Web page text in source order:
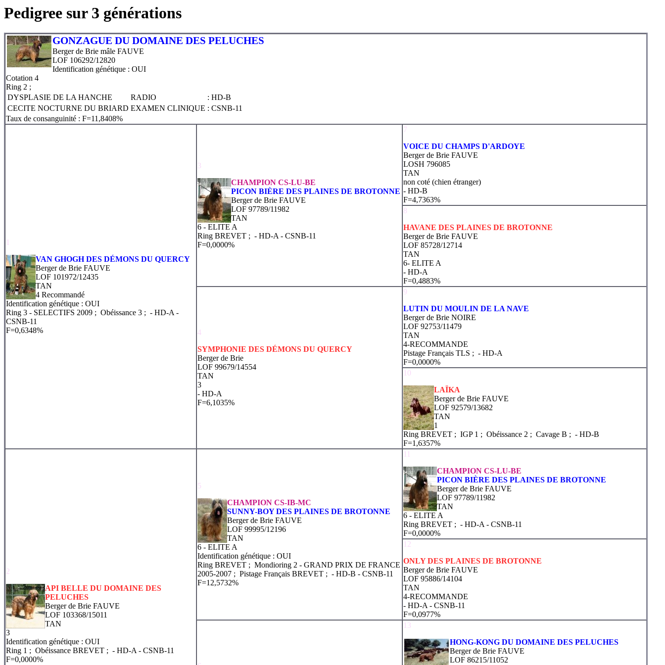
Pedigree sur 3 générations
GONZAGUE DU DOMAINE DES PELUCHES
Berger de Brie mâle FAUVE
LOF 106292/12820
Identification génétique : OUI
Cotation 4
Ring 2 ;
DYSPLASIE DE LA HANCHE
RADIO
: HD-B
CECITE NOCTURNE DU BRIARD EXAMEN CLINIQUE : CSNB-11
Taux de consanguinité : F=11,8408%
1
VAN GHOGH DES DÉMONS DU QUERCY
Berger de Brie FAUVE
LOF 101972/12435
TAN
4 Recommandé
Identification génétique : OUI
Ring 3 - SELECTIFS 2009 ; Obéissance 3 ; - HD-A -
CSNB-11
F=0,6348%
3
CHAMPION CS-LU-BE
PICON BIÈRE DES PLAINES DE BROTONNE
Berger de Brie FAUVE
LOF 97789/11982
TAN
6 - ELITE A
Ring BREVET ; - HD-A - CSNB-11
F=0,0000%
7
VOICE DU CHAMPS D'ARDOYE
Berger de Brie FAUVE
LOSH 796085
TAN
non coté (chien étranger)
- HD-B
F=4,7363%
8
HAVANE DES PLAINES DE BROTONNE
Berger de Brie FAUVE
LOF 85728/12714
TAN
6- ELITE A
- HD-A
F=0,4883%
4
SYMPHONIE DES DÉMONS DU QUERCY
Berger de Brie
LOF 99679/14554
TAN
3
- HD-A
F=6,1035%
9
LUTIN DU MOULIN DE LA NAVE
Berger de Brie NOIRE
LOF 92753/11479
TAN
4-RECOMMANDE
Pistage Français TLS ; - HD-A
F=0,0000%
10
LAÏKA
Berger de Brie FAUVE
LOF 92579/13682
TAN
1
Ring BREVET ; IGP 1 ; Obéissance 2 ; Cavage B ; - HD-B
F=1,6357%
2
API BELLE DU DOMAINE DES
PELUCHES
Berger de Brie FAUVE
LOF 103368/15011
TAN
3
Identification génétique : OUI
Ring 1 ; Obéissance BREVET ; - HD-A - CSNB-11
F=0,0000%
5
CHAMPION CS-IB-MC
SUNNY-BOY DES PLAINES DE BROTONNE
Berger de Brie FAUVE
LOF 99995/12196
TAN
6 - ELITE A
Identification génétique : OUI
Ring BREVET ; Mondioring 2 - GRAND PRIX DE FRANCE
2005-2007 ; Pistage Français BREVET ; - HD-B - CSNB-11
F=12,5732%
11
CHAMPION CS-LU-BE
PICON BIÈRE DES PLAINES DE BROTONNE
Berger de Brie FAUVE
LOF 97789/11982
TAN
6 - ELITE A
Ring BREVET ; - HD-A - CSNB-11
F=0,0000%
12
ONLY DES PLAINES DE BROTONNE
Berger de Brie FAUVE
LOF 95886/14104
TAN
4-RECOMMANDE
- HD-A - CSNB-11
F=0,0977%
13
HONG-KONG DU DOMAINE DES PELUCHES
Berger de Brie FAUVE
LOF 86215/11052